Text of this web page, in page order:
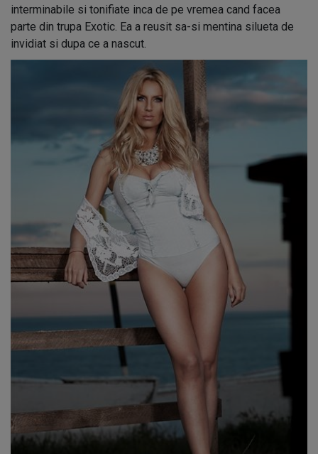
interminabile si tonifiate inca de pe vremea cand facea
parte din trupa Exotic. Ea a reusit sa-si mentina silueta de
invidiat si dupa ce a nascut.